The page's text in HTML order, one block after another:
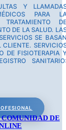
Y
PARA
DE LA SALUD.
SE
DE FISIOTERAPIA
COMUNIDAD DE